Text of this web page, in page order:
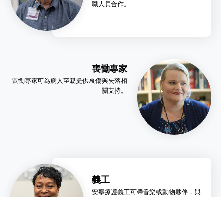
職人員合作。
喪慟專家
喪慟專家可為病人至親提供哀傷與失落相
關支持。
義工
安寧療護義工可帶音樂或動物夥伴，與